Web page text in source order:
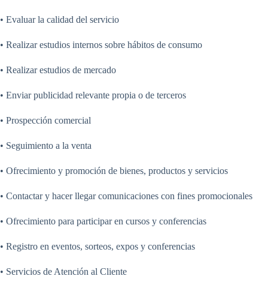
• Evaluar la calidad del servicio
• Realizar estudios internos sobre hábitos de consumo
• Realizar estudios de mercado
• Enviar publicidad relevante propia o de terceros
• Prospección comercial
• Seguimiento a la venta
• Ofrecimiento y promoción de bienes, productos y servicios
• Contactar y hacer llegar comunicaciones con fines promocionales
• Ofrecimiento para participar en cursos y conferencias
• Registro en eventos, sorteos, expos y conferencias
• Servicios de Atención al Cliente